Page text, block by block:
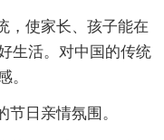
，使家长、孩子能在
生活。对中国的传统
。
日亲情氛围。